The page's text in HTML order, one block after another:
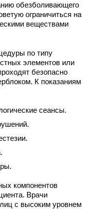
обезболивающего
ограничиться на
веществами
по типу
элементов или
безопасно
К показаниям
сеансы.
компонентов
Врачи
с высоким уровнем